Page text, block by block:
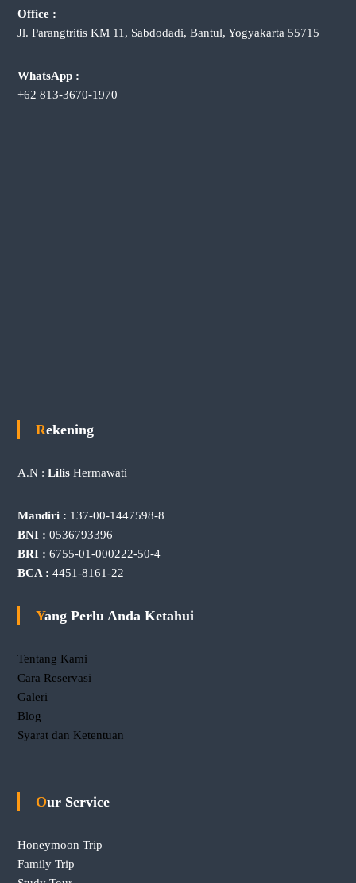
Office :
Jl. Parangtritis KM 11, Sabdodadi, Bantul, Yogyakarta 55715
WhatsApp :
+62 813-3670-1970
Rekening
A.N : Lilis Hermawati
Mandiri : 137-00-1447598-8
BNI : 0536793396
BRI : 6755-01-000222-50-4
BCA : 4451-8161-22
Yang Perlu Anda Ketahui
Tentang Kami
Cara Reservasi
Galeri
Blog
Syarat dan Ketentuan
Our Service
Honeymoon Trip
Family Trip